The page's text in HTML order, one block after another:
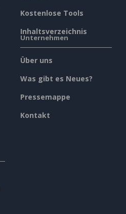
Kostenlose Tools
Inhaltsverzeichnis
Unternehmen
Über uns
Was gibt es Neues?
Pressemappe
Kontakt